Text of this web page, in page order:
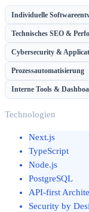
Individuelle
Technisches SEO &
Cybersecurity &
Prozessautomatisierung
Interne Tools &
Technologien
Next.js
TypeScript
Node.js
PostgreSQL
API-first
Security by